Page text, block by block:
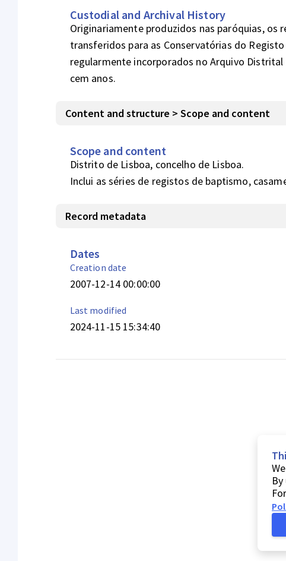
Custodial and Archival History
Originariamente produzidos nas paróquias,
transferidos para as Conservatórias do
regularmente incorporados no Arquivo
cem anos.
Content and structure > Scope and content
Scope and content
Distrito de Lisboa, concelho de Lisboa.
Inclui as séries de registos de baptismo,
Record metadata
Dates
Creation date
2007-12-14 00:00:00
Last modified
2024-11-15 15:34:40